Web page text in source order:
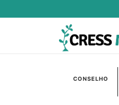
CONSELHO